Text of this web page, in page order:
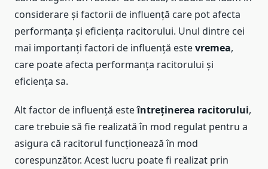
considerare și factorii de influență care pot afecta
performanța și eficiența racitorului. Unul dintre cei
mai importanți factori de influență estevremea,
care poate afecta performanța racitorului și
eficiența sa.
Alt factor de influență esteîntreținerea racitorului,
care trebuie să fie realizată în mod regulat pentru a
asigura că racitorul funcționează în mod
corespunzător. Acest lucru poate fi realizat prin